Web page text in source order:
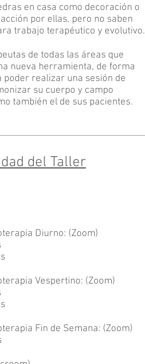
en casa como decoración o
por ellas, pero no saben
trabajo terapéutico y evolutivo.
de todas las áreas que
nueva herramienta, de forma
realizar una sesión de
su cuerpo y campo
también el de sus pacientes.
del Taller
Diurno: (Zoom)
Vespertino: (Zoom)
Fin de Semana: (Zoom)